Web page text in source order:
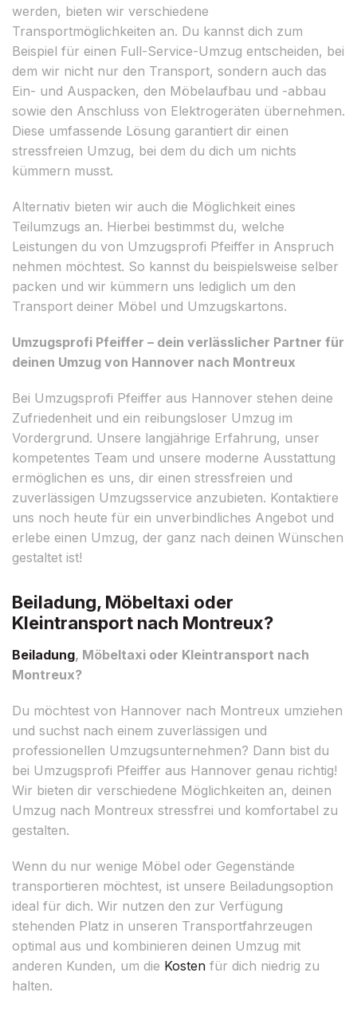
werden, bieten wir verschiedene
Transportmöglichkeiten an. Du kannst dich zum
Beispiel für einen Full-Service-Umzug entscheiden, bei
dem wir nicht nur den Transport, sondern auch das
Ein- und Auspacken, den Möbelaufbau und -abbau
sowie den Anschluss von Elektrogeräten übernehmen.
Diese umfassende Lösung garantiert dir einen
stressfreien Umzug, bei dem du dich um nichts
kümmern musst.
Alternativ bieten wir auch die Möglichkeit eines
Teilumzugs an. Hierbei bestimmst du, welche
Leistungen du von Umzugsprofi Pfeiffer in Anspruch
nehmen möchtest. So kannst du beispielsweise selber
packen und wir kümmern uns lediglich um den
Transport deiner Möbel und Umzugskartons.
Umzugsprofi Pfeiffer – dein verlässlicher Partner für
deinen Umzug von Hannover nach Montreux
Bei Umzugsprofi Pfeiffer aus Hannover stehen deine
Zufriedenheit und ein reibungsloser Umzug im
Vordergrund. Unsere langjährige Erfahrung, unser
kompetentes Team und unsere moderne Ausstattung
ermöglichen es uns, dir einen stressfreien und
zuverlässigen Umzugsservice anzubieten. Kontaktiere
uns noch heute für ein unverbindliches Angebot und
erlebe einen Umzug, der ganz nach deinen Wünschen
gestaltet ist!
Beiladung, Möbeltaxi oder
Kleintransport nach Montreux?
Beiladung, Möbeltaxi oder Kleintransport nach
Montreux?
Du möchtest von Hannover nach Montreux umziehen
und suchst nach einem zuverlässigen und
professionellen Umzugsunternehmen? Dann bist du
bei Umzugsprofi Pfeiffer aus Hannover genau richtig!
Wir bieten dir verschiedene Möglichkeiten an, deinen
Umzug nach Montreux stressfrei und komfortabel zu
gestalten.
Wenn du nur wenige Möbel oder Gegenstände
transportieren möchtest, ist unsere Beiladungsoption
ideal für dich. Wir nutzen den zur Verfügung
stehenden Platz in unseren Transportfahrzeugen
optimal aus und kombinieren deinen Umzug mit
anderen Kunden, um die Kosten für dich niedrig zu
halten.